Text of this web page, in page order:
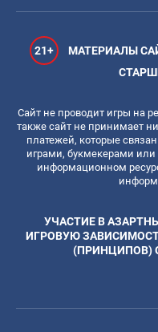
21+
МАТЕРИАЛЫ
Сайт не проводит игры на
также сайт не принимает
платежей, которые
играми, букмекерами
информационном
УЧАСТИЕ В
ИГРОВУЮ
(ПРИНЦИПОВ)